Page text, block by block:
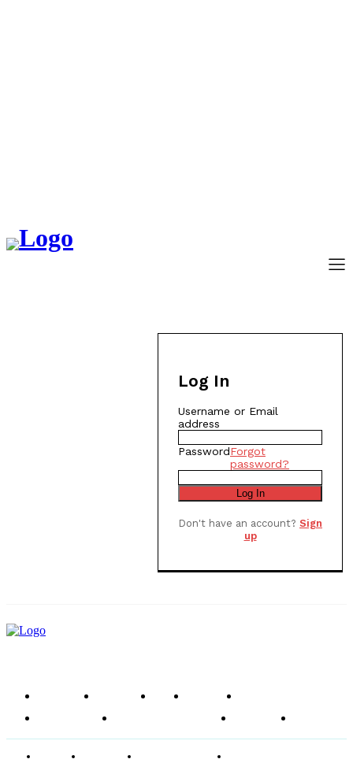
Log In
Username or Email
address
PasswordForgot
password?
Log In
Don't have an account? Sign
up
หน้าแรก ข่าวสาร รีวิว โซลูชัน
อาหารเสริม
ศัลยกรรมความงาม บทความ